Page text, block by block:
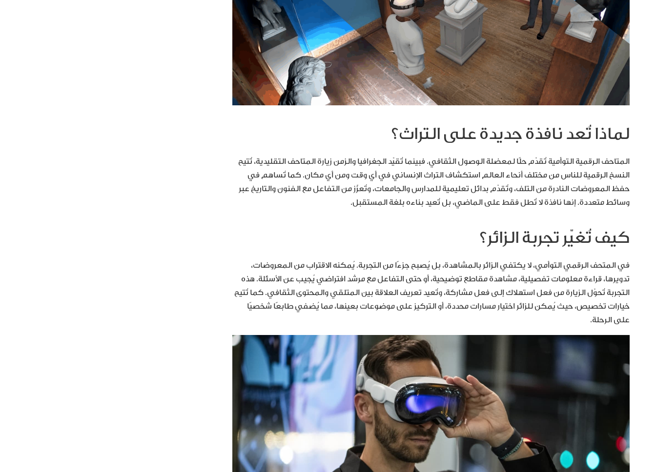
لماذا تُعد نافذة جديدة على التراث؟
المتاحف الرقمية التوأمية تُقدّم حلًا لمعضلة الوصول الثقافي. فبينما تُقيّد الجغرافيا والزمن زيارة المتاحف التقليدية، تُتيح
النسخ الرقمية للناس من مختلف أنحاء العالم استكشاف التراث الإنساني في أي وقت ومن أي مكان. كما تُساهم في
حفظ المعروضات النادرة من التلف، وتُقدّم بدائل تعليمية للمدارس والجامعات، وتُعزّز من التفاعل مع الفنون والتاريخ عبر
وسائط متعددة. إنها نافذة لا تُطل فقط على الماضي، بل تُعيد بناءه بلغة المستقبل.
كيف تُغيّر تجربة الزائر؟
في المتحف الرقمي التوأمي، لا يكتفي الزائر بالمشاهدة، بل يُصبح جزءًا من التجربة. يُمكنه الاقتراب من المعروضات،
تدويرها، قراءة معلومات تفصيلية، مشاهدة مقاطع توضيحية، أو حتى التفاعل مع مرشد افتراضي يُجيب عن الأسئلة. هذه
التجربة تُحوّل الزيارة من فعل استهلاك إلى فعل مشاركة، وتُعيد تعريف العلاقة بين المتلقي والمحتوى الثقافي. كما تُتيح
خيارات تخصيص، حيث يُمكن للزائر اختيار مسارات محددة، أو التركيز على موضوعات بعينها، مما يُضفي طابعًا شخصيًا
على الرحلة.